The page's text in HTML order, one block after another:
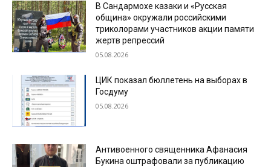
В Сандармохе казаки и «Русская
община» окружали российскими
триколорами участников акции памяти
жертв репрессий
05.08.2026
ЦИК показал бюллетень на выборах в
Госдуму
05.08.2026
Антивоенного священника Афанасия
Букина оштрафовали за публикацию